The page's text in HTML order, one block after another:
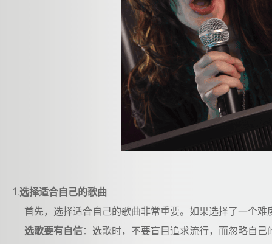
1.选择适合自己的歌曲
首先，选择适合自己的歌曲非常重要。如果选择了一个难
选歌要有自信：选歌时，不要盲目追求流行，而忽略自